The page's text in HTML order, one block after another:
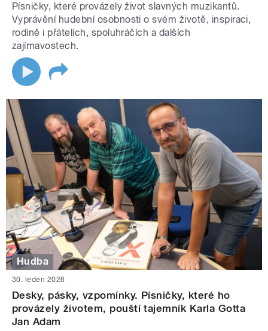
Písničky, které provázely život slavných muzikantů.
Vyprávění hudební osobnosti o svém životě, inspiraci,
rodině i přátelích, spoluhráčích a dalších
zajímavostech.
Hudba
30. leden 2026
Desky, pásky, vzpomínky. Písničky, které ho
provázely životem, pouští tajemník Karla Gotta
Jan Adam